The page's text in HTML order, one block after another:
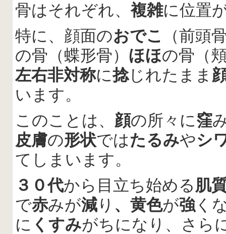
骨はそれぞれ、複雑に位置
特に、顔面のおでこ
（前頭
の骨（蝶形骨） ほほの骨（
左右非対称に捻じれたまま
います。
このことは、 顔の所々に窪
皮膚の形状ではたるみやシ
てしまいます。
３０代から目立ち始める肌
で赤みが減り 、黄色が強 く
に くすみがちになり、さら